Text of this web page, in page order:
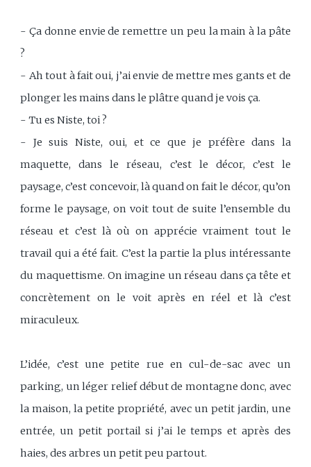
- Ça donne envie de remettre un peu la main à la pâte
?
- Ah tout à fait oui, j’ai envie de mettre mes gants et de
plonger les mains dans le plâtre quand je vois ça.
- Tu es Niste, toi ?
- Je suis Niste, oui, et ce que je préfère dans la
maquette, dans le réseau, c’est le décor, c’est le
paysage, c’est concevoir, là quand on fait le décor, qu’on
forme le paysage, on voit tout de suite l’ensemble du
réseau et c’est là où on apprécie vraiment tout le
travail qui a été fait. C’est la partie la plus intéressante
du maquettisme. On imagine un réseau dans ça tête et
concrètement on le voit après en réel et là c’est
miraculeux.
L’idée, c’est une petite rue en cul-de-sac avec un
parking, un léger relief début de montagne donc, avec
la maison, la petite propriété, avec un petit jardin, une
entrée, un petit portail si j’ai le temps et après des
haies, des arbres un petit peu partout.